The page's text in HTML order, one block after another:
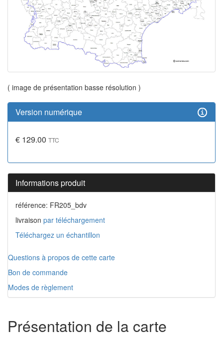
( image de présentation basse résolution )
Version numérique
€ 129.00 TTC
Informations produit
référence: FR205_bdv
livraison par téléchargement
Téléchargez un échantillon
Questions à propos de cette carte
Bon de commande
Modes de règlement
Présentation de la carte